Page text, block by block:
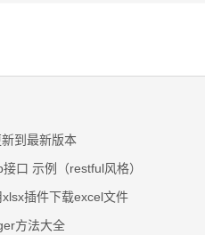
到最新版本
口 示例（restful风格）
插件下载excel文件
方法大全